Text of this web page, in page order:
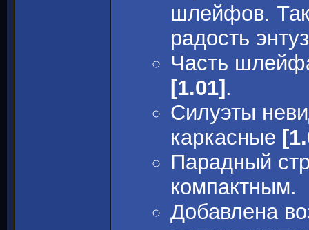
шлейфов.
радость
Часть
[1.01].
Силуэты
каркасные
Парадный
компактным.
Добавлена